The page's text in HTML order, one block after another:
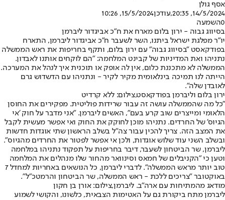
אסף גולן
14/5/2024, 20:35
,עודכן15/5/2024, 10:26
0השמעה
בסיווג גבוה - ירון בלום מארח את ח"כ אביגדור ליברמן
יו"ר מפלגת ישראל ביתנו, השר לשעבר ח"כ אביגדור ליברמן, התארח
בפודקאסט "בסיווג גבוה" עם ירון בלום, ותקף בחריפות את ראש הממשלה
נתניהו ואת המדיניות של קבינט המלחמה: "הם לוקחים אותנו לאבדון.
הממשלה לא מתכננת כלום, אין לה אופק או תוכנית איך לנהל את המערכה.
הייתה לנו תמיכה בינלאומית מקיר לקיר - ונתניהו עם הדשדוש גרם
לאובדן שלה".
ירון בלום וליברמן בפודקאסט,צילום: ללא קרדיט
"כל מה שהממשלה עושה זה עבור שרידות פוליטית. מפקירים את החוסן
הלאומי ומייצרים שוב קרע בעם", האשים ליברמן. "אני מדבר על חוק 'אי
הגיוס' של החרדים. נתניהו מוכן לחוקק את החוק ואי אפשר מעשית לקבל
את המצב הזה. צריך להכין עבור צה"ל בשלב הראשון שתי אוגדות חדשות
ובשלב השני עוד שלוש אוגדות, ולכן אי אפשר לפטור את החרדים מהגיוס".
ליברמן, שר הביטחון לשעבר, דיבר בחריפות על תפקוד נתניהו במלחמה
וטען כי "הקניבלים של חמאס וסינוואר מהחור שלו מנהלים את המלחמה
טוב יותר מראש הממשלה". לדברי ליברמן, כל הנושאים באחריות למחדל 7
באוקטובר "צריכים ללכת - ראש הממשלה, שר הביטחון והרמטכ"ל".
מודאג מהמתיחות עם ארה"ב. ליברמן,צילום: אורן בן חקון
ליברמן מתח ביקורת גם על האטימות הצבאית, כלשונו, והקושי לשמוע